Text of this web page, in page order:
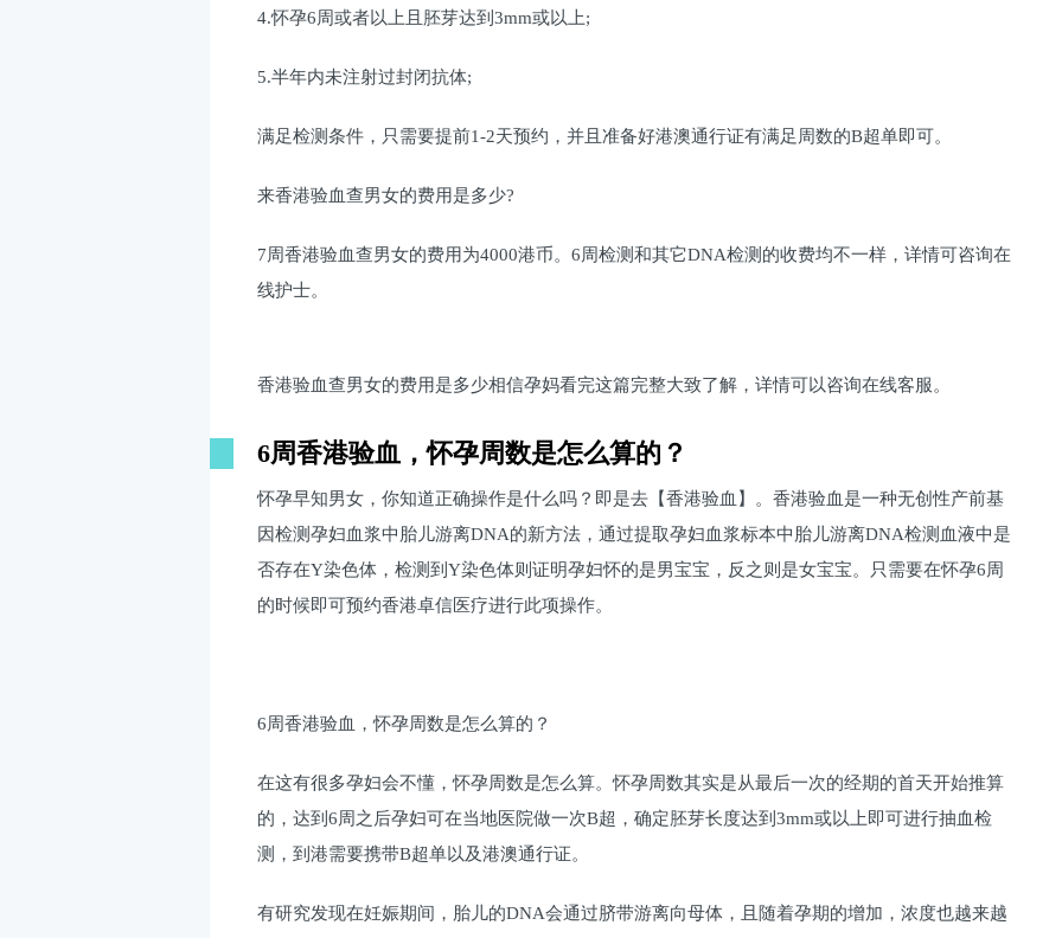
4.怀孕6周或者以上且胚芽达到3mm或以上;
5.半年内未注射过封闭抗体;
满足检测条件，只需要提前1-2天预约，并且准备好港澳通行证有满足周数的B超单即可。
来香港验血查男女的费用是多少?
7周香港验血查男女的费用为4000港币。6周检测和其它DNA检测的收费均不一样，详情可咨询在
线护士。
香港验血查男女的费用是多少相信孕妈看完这篇完整大致了解，详情可以咨询在线客服。
6周香港验血，怀孕周数是怎么算的？
怀孕早知男女，你知道正确操作是什么吗？即是去【香港验血】。香港验血是一种无创性产前基
因检测孕妇血浆中胎儿游离DNA的新方法，通过提取孕妇血浆标本中胎儿游离DNA检测血液中是
否存在Y染色体，检测到Y染色体则证明孕妇怀的是男宝宝，反之则是女宝宝。只需要在怀孕6周
的时候即可预约香港卓信医疗进行此项操作。
6周香港验血，怀孕周数是怎么算的？
在这有很多孕妇会不懂，怀孕周数是怎么算。怀孕周数其实是从最后一次的经期的首天开始推算
的，达到6周之后孕妇可在当地医院做一次B超，确定胚芽长度达到3mm或以上即可进行抽血检
测，到港需要携带B超单以及港澳通行证。
有研究发现在妊娠期间，胎儿的DNA会通过脐带游离向母体，且随着孕期的增加，浓度也越来越